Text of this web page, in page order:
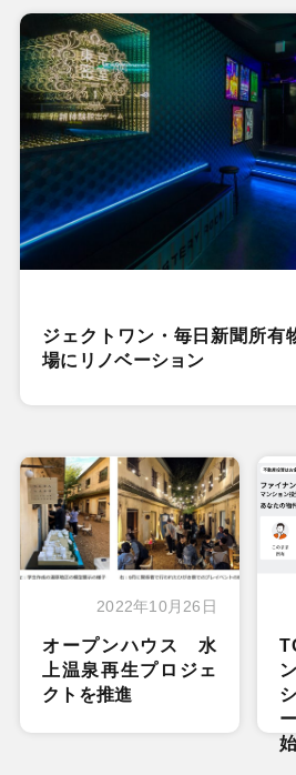
ジェクトワン・毎日新聞所有
場にリノベーション
2022年10月26日
オープンハウス 水
上温泉再生プロジェ
クトを推進